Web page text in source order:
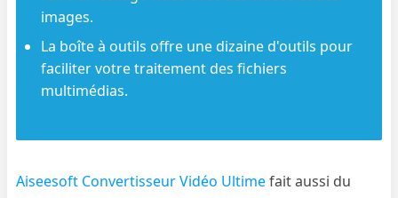
images.
La boîte à outils offre une dizaine d'outils pour
faciliter votre traitement des fichiers
multimédias.
Aiseesoft Convertisseur Vidéo Ultimefait aussi du